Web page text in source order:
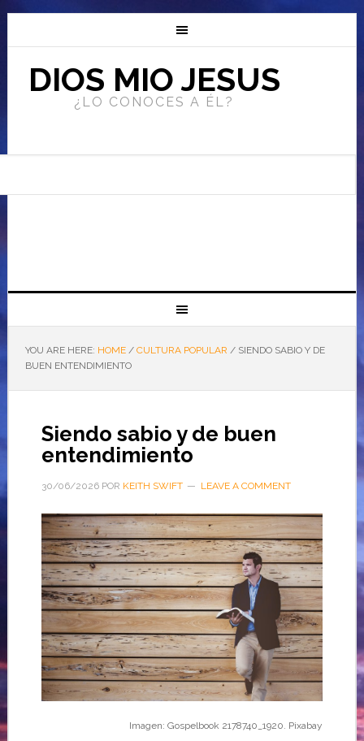
DIOS MIO JESUS
¿LO CONOCES A ÉL?
YOU ARE HERE: HOME / CULTURA POPULAR /SIENDO SABIO Y DE
BUEN ENTENDIMIENTO
Siendo sabio y de buen
entendimiento
30/06/2026POR KEITH SWIFT LEAVE A COMMENT
Imagen: Gospelbook 2178740_1920. Pixabay